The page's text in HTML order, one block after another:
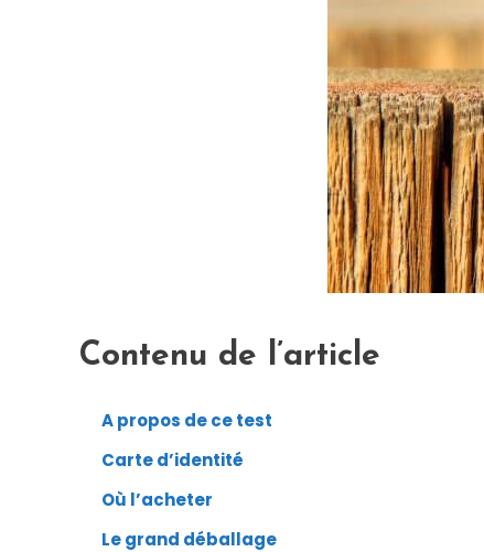
Contenu de l’article
A propos de ce test
Carte d’identité
Où l’acheter
Le grand déballage